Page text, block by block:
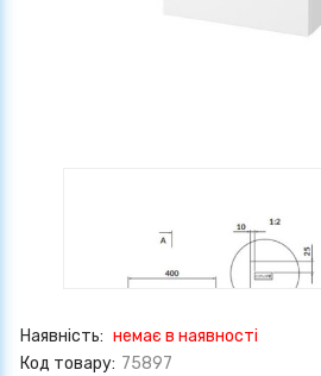
Наявність: немає в наявності
Код товару: 75897